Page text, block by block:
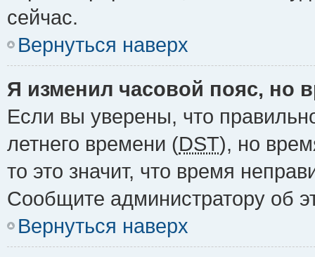
сейчас.
Вернуться наверх
Я изменил часовой пояс, но
Если вы уверены, что
летнего времени (DST), но
то это значит, что время
Сообщите администратору об
Вернуться наверх